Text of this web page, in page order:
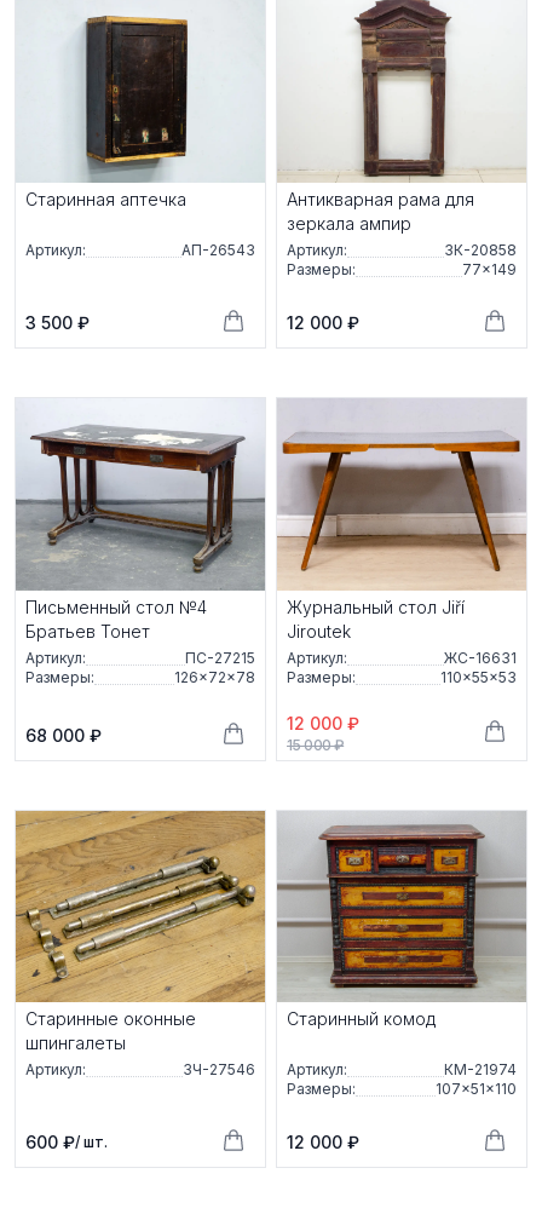
Старинная аптечка
Артикул: АП-26543
3 500 ₽
Антикварная рама для
зеркала ампир
Артикул:
ЗК-20858
Размеры:
77×149
12 000 ₽
Письменный стол №4
Братьев Тонет
Артикул:
ПС-27215
Размеры:
126×72×78
68 000 ₽
Журнальный стол Jiří
Jiroutek
Артикул:
ЖС-16631
Размеры:
110×55×53
12 000 ₽
15 000 ₽
Старинные оконные
шпингалеты
Артикул: ЗЧ-27546
600 ₽/ шт.
Старинный комод
Артикул:
КМ-21974
Размеры:
107×51×110
12 000 ₽